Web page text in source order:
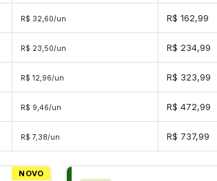
R$ 32,60/un R$ 162,99
R$ 23,50/un R$ 234,99
R$ 12,96/un R$ 323,99
R$ 9,46/un R$ 472,99
R$ 7,38/un R$ 737,99
NOVO